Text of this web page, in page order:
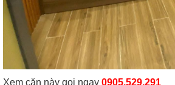
Xem căn này gọi ngay 0905.529.291